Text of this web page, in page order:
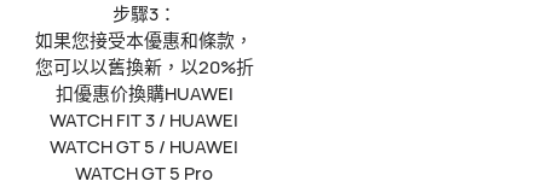
步驟3：
如果您接受本優惠和條款，
您可以以舊換新，以20%折
扣優惠价換購HUAWEI
WATCH FIT 3 / HUAWEI
WATCH GT 5 / HUAWEI
WATCH GT 5 Pro